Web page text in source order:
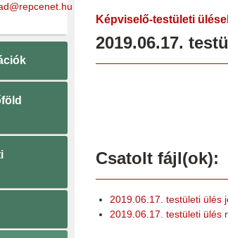
Képviselő-testületi
2019.06.17.
Csatolt fájl(ok):
2019.06.17. testületi ülés
2019.06.17. testületi ülés